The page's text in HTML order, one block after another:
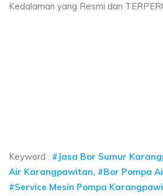
Kedalaman yang Resmi dan
Keyword : #Jasa Bor Sumur
Air Karangpawitan, #Bor Pompa
#Service Mesin Pompa